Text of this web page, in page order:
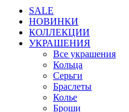
SALE
НОВИНКИ
КОЛЛЕКЦИИ
УКРАШЕНИЯ
Все украшения
Кольца
Серьги
Браслеты
Колье
Броши